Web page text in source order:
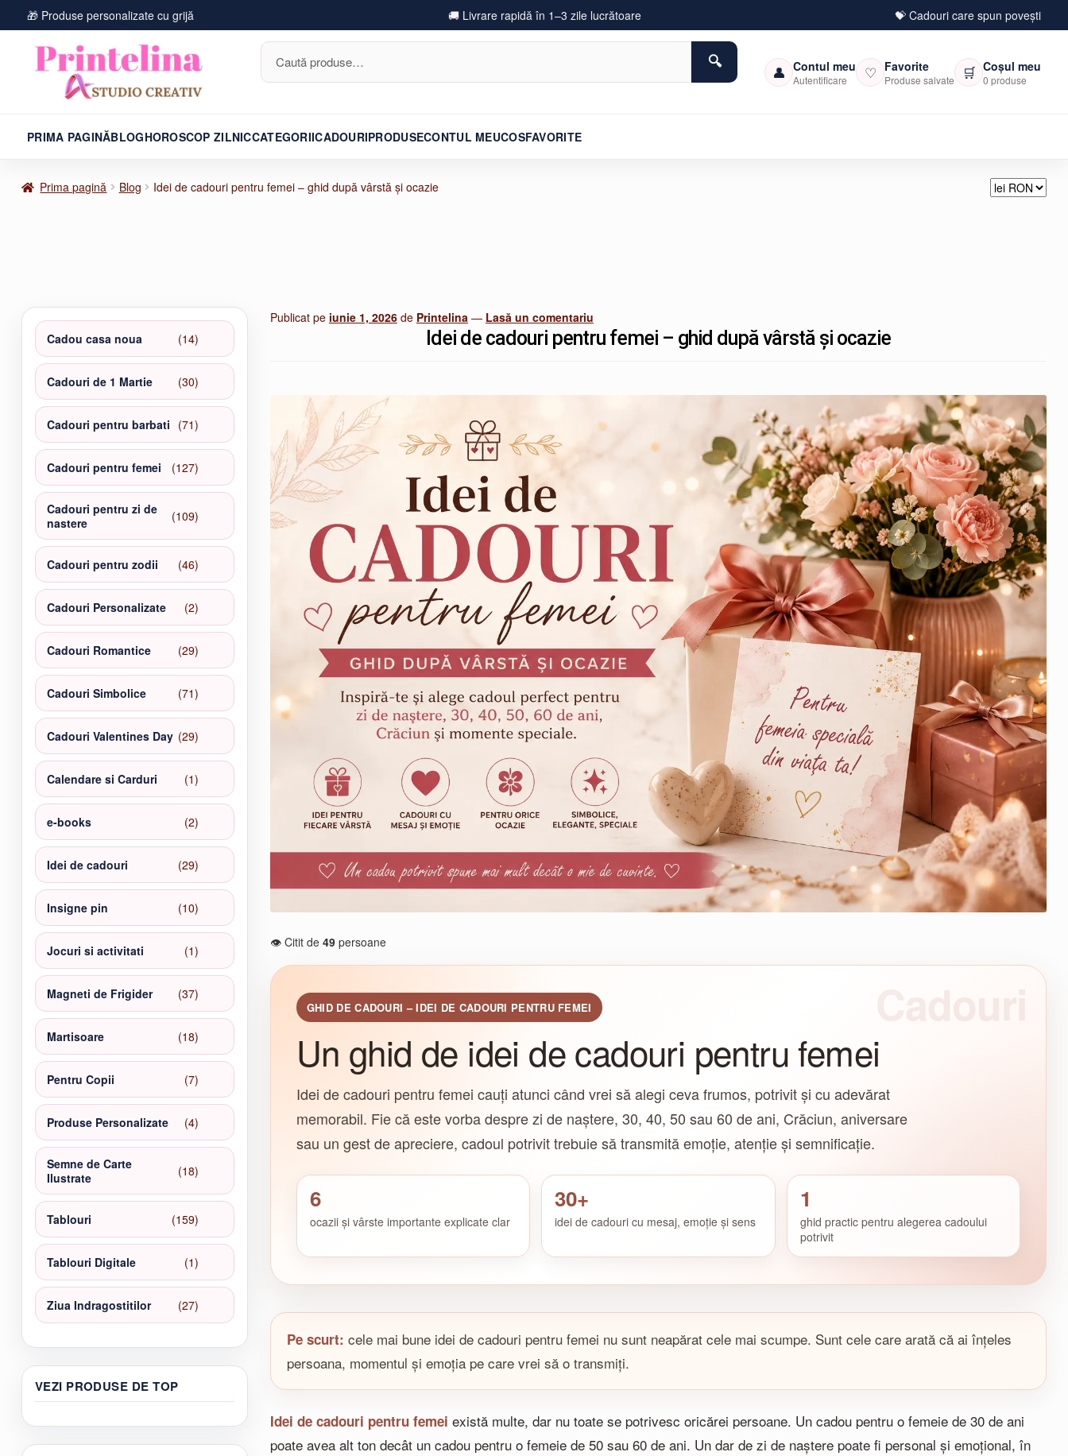
🎁 Produse personalizate cu grijă 🚚 Livrare rapidă în 1–3 zile lucrătoare 💝 Cadouri care spun povești
Caută
după:
👤 Contul meu
Autentificare ♡ Favorite
Produse salvate 🛒 Coșul meu
0 produse
PRIMA PAGINĂBLOGHOROSCOP ZILNICCATEGORIICADOURIPRODUSECONTUL MEUCOSFAVORITE
Prima pagină Blog Idei de cadouri pentru femei – ghid după vârstă și ocazie
Publicat pe iunie 1, 2026 de Printelina — Lasă un comentariu
Idei de cadouri pentru femei – ghid după vârstă și ocazie
👁️ Citit de 49persoane
GHID DE CADOURI – IDEI DE CADOURI PENTRU FEMEI
Un ghid de idei de cadouri pentru femei
Idei de cadouri pentru femei cauți atunci când vrei să alegi ceva frumos, potrivit și cu adevărat
memorabil. Fie că este vorba despre zi de naștere, 30, 40, 50 sau 60 de ani, Crăciun, aniversare
sau un gest de apreciere, cadoul potrivit trebuie să transmită emoție, atenție și semnificație.
6
ocazii și vârste importante explicate clar
30+
idei de cadouri cu mesaj, emoție și sens
1
ghid practic pentru alegerea cadoului
potrivit
Pe scurt: cele mai bune idei de cadouri pentru femei nu sunt neapărat cele mai scumpe. Sunt cele care arată că ai înțeles
persoana, momentul și emoția pe care vrei să o transmiți.
Idei de cadouri pentru femei există multe, dar nu toate se potrivesc oricărei persoane. Un cadou pentru o femeie de 30 de ani
poate avea alt ton decât un cadou pentru o femeie de 50 sau 60 de ani. Un dar de zi de naștere poate fi personal și emoțional, în
Cadou casa noua 1414
produse
Cadouri de 1 Martie
3030
de
produse
Cadouri pentru barbati 7171
de
produse
Cadouri pentru femei 127127
de
produse
Cadouri pentru zi de
nastere
109109
produse
Cadouri pentru zodii
4646
de
produse
Cadouri Personalizate 22
produse
Cadouri Romantice
2929
de
produse
Cadouri Simbolice 7171
de
produse
Cadouri Valentines Day 2929
de
produse
Calendare si Carduri 11
produs
e-books
22
produse
Idei de cadouri
2929
de
produse
Insigne pin 1010
produse
Jocuri si activitati
11
produs
Magneti de Frigider
3737
de
produse
Martisoare 1818
produse
Pentru Copii
77
produse
Produse Personalizate
44
produse
Semne de Carte
Ilustrate
1818
produse
Tablouri
159159
de
produse
Tablouri Digitale 11
produs
Ziua Indragostitilor
2727
de
VEZI PRODUSE DE TOP